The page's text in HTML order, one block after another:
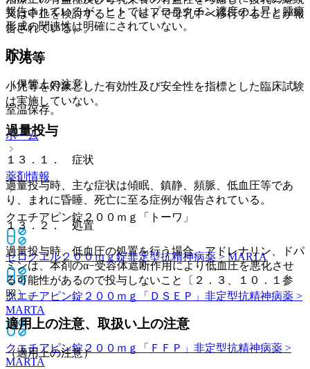
報告されているが、ヒトではプロラクチン濃度の上昇と腫瘍
形成の関連性は明確にされていない。
貯法
（保管上の注意）
室温保存。
ホーム
薬剤情報
クエチアピン錠２００ｍｇ「トーワ」
セロクエル２００ｍｇ錠非定型抗精神病薬 > MARTA
クエチアピン錠２００ｍｇ「ＤＳＥＰ」 非定型抗精神病薬 >
MARTA
クエチアピン錠２００ｍｇ「ＦＦＰ」 非定型抗精神病薬 >
MARTA
又は中止を検討すること（ヒトで母乳中へ移行することが報
告されている）。
小児等
小児等を対象とした有効性及び安全性を指標とした臨床試験
は実施していない。
過量投与
１３．１． 症状
過量投与時、主な症状は傾眠、鎮静、頻脈、低血圧等であ
り、まれに昏睡、死亡に至る症例が報告されている。
１３．２． 処置
過量投与時、低血圧の処置を行う場合、アドレナリン、ドパ
ミンは、本剤のα−受容体遮断作用により低血圧を悪化させ
る可能性があるので投与しないこと〔２．３、１０．１参
照〕。
適用上の注意、取扱い上の注意
（適用上の注意）